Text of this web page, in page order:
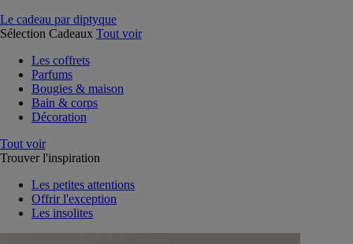
Le cadeau par diptyque
Sélection Cadeaux Tout voir
Les coffrets
Parfums
Bougies & maison
Bain & corps
Décoration
Tout voir
Trouver l'inspiration
Les petites attentions
Offrir l'exception
Les insolites